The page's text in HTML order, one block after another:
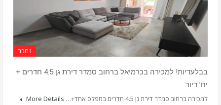
נמכר
בבלעדיות! למכירה בכרמיאל ברחוב סמדר דירת גן 4.5 חדרים +
יח’ דיור
למכירה ברחוב סמדר דירת גן 4.5 חדרים במפלס אחד+…
More Details